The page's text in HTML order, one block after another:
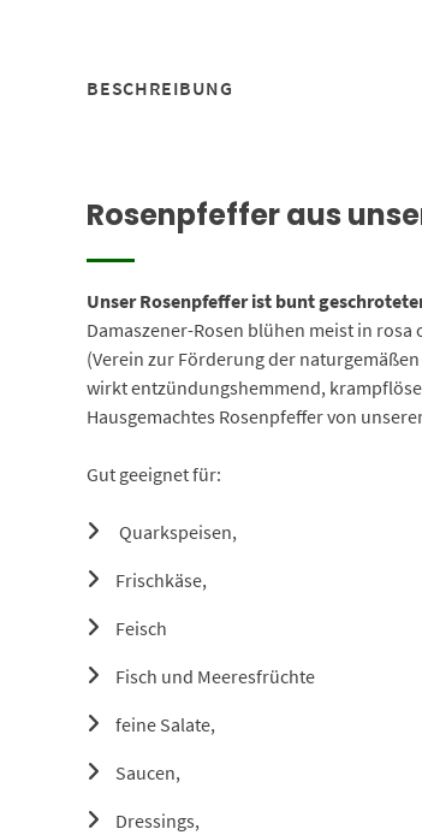
BESCHREIBUNG
Rosenpfeffer aus
Unser Rosenpfeffer ist bunt
Damaszener-Rosen blühen meist in
(Verein zur Förderung der
wirkt entzündungshemmend,
Hausgemachtes Rosenpfeffer von
Gut geeignet für:
Quarkspeisen,
Frischkäse,
Feisch
Fisch und Meeresfrüchte
feine Salate,
Saucen,
Dressings,